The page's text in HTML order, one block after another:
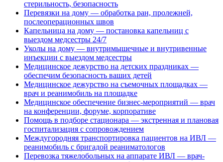
стерильность, безопасность
Перевязки на дому — обработка ран, пролежней,
послеоперационных швов
Капельница на дому — постановка капельниц с
выездом медсестры 24/7
Уколы на дому — внутримышечные и внутривенные
инъекции с выездом медсестры
Медицинское дежурство на детских праздниках —
обеспечим безопасность ваших детей
Медицинское дежурство на съемочных площадках —
врач и реанимобиль на площадке
Медицинское обеспечение бизнес-мероприятий — врач
на конференции, форуме, корпоративе
Помощь в подборе стационара — экстренная и плановая
госпитализация с сопровождением
Междугородняя транспортировка пациентов на ИВЛ —
реанимобиль с бригадой реаниматологов
Перевозка тяжелобольных на аппарате ИВЛ — врач-